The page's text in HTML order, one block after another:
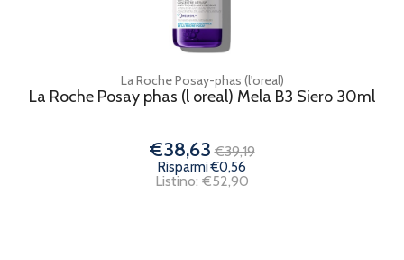
La Roche Posay-phas (l'oreal)
La Roche Posay phas (l oreal) Mela B3 Siero 30ml
€38,63 €39,19
Risparmi €0,56
Listino: €52,90